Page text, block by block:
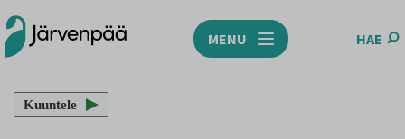
MENU HAE
Kuuntele